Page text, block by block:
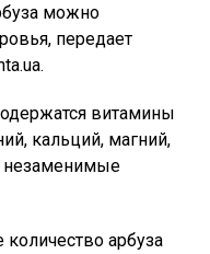
можно
передает
витамины
кальций, магний,
незаменимые
арбуза